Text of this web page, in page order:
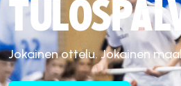
Jokainen ottelu. Jokainen